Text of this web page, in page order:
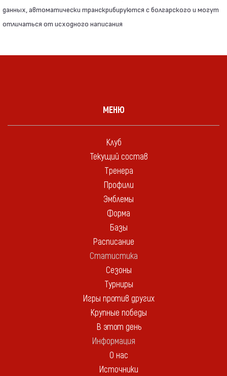
данных, автоматически транскрибируются с болгарского и могут
отличаться от исходного написания
МЕНЮ
Клуб
Текущий состав
Тренера
Профили
Эмблемы
Форма
Базы
Расписание
Статистика
Сезоны
Турниры
Игры против других
Крупные победы
В этот день
Информация
О нас
Источники